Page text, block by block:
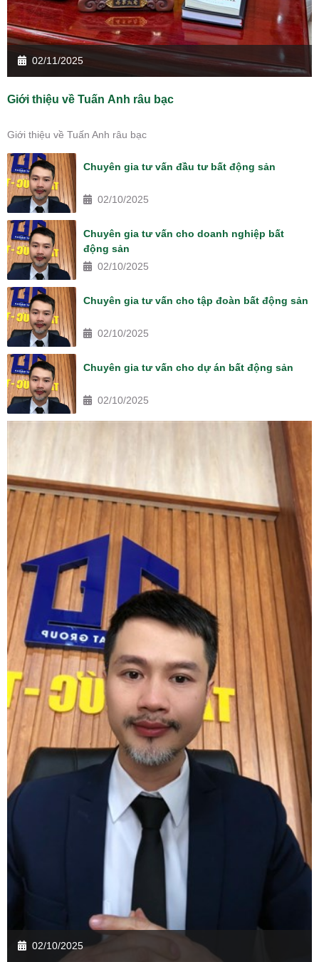
02/11/2025
Giới thiệu về Tuấn Anh râu bạc
Giới thiệu về Tuấn Anh râu bạc
Chuyên gia tư vấn đầu tư bất động sản
02/10/2025
Chuyên gia tư vấn cho doanh nghiệp bất
động sản
02/10/2025
Chuyên gia tư vấn cho tập đoàn bất động sản
02/10/2025
Chuyên gia tư vấn cho dự án bất động sản
02/10/2025
02/10/2025